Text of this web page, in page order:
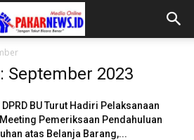
September 2023
DPRD BU Turut Hadiri Pelaksanaan
Pemeriksaan Pendahuluan
atas Belanja Barang,...